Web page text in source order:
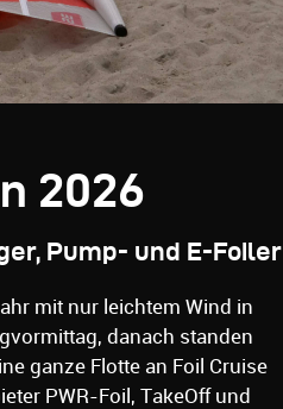
2026
Pump- und E-Foiler
mit nur leichtem Wind in
danach standen
ganze Flotte an Foil Cruise
PWR-Foil, TakeOff und